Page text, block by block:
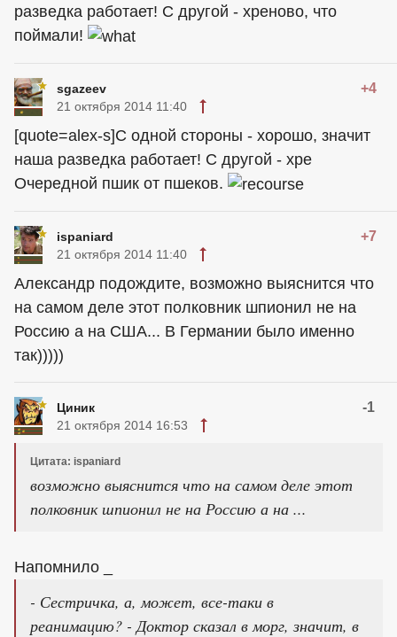
разведка работает! С другой - хреново, что
поймали!
sgazeev +4
21 октября 2014 11:40
[quote=alex-s]С одной стороны - хорошо, значит
наша разведка работает! С другой - хре
Очередной пшик от пшеков.
ispaniard +7
21 октября 2014 11:40
Александр подождите, возможно выяснится что
на самом деле этот полковник шпионил не на
Россию а на США... В Германии было именно
так)))))
Циник -1
21 октября 2014 16:53
Цитата: ispaniard
возможно выяснится что на самом деле этот
полковник шпионил не на Россию а на ...
Напомнило _
- Сестричка, а, может, все-таки в
реанимацию? - Доктор сказал в морг, значит, в